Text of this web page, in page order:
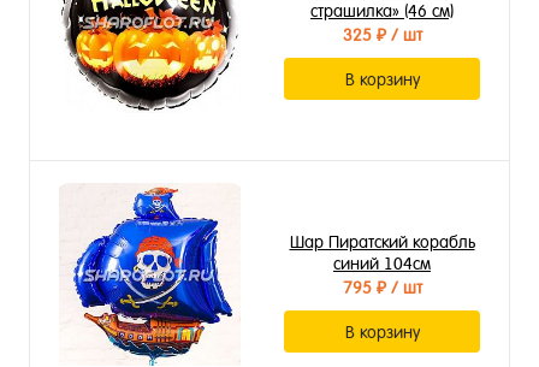
страшилка» (46 см)
325 ₽/ шт
В корзину
Шар Пиратский корабль
синий 104см
795 ₽/ шт
В корзину